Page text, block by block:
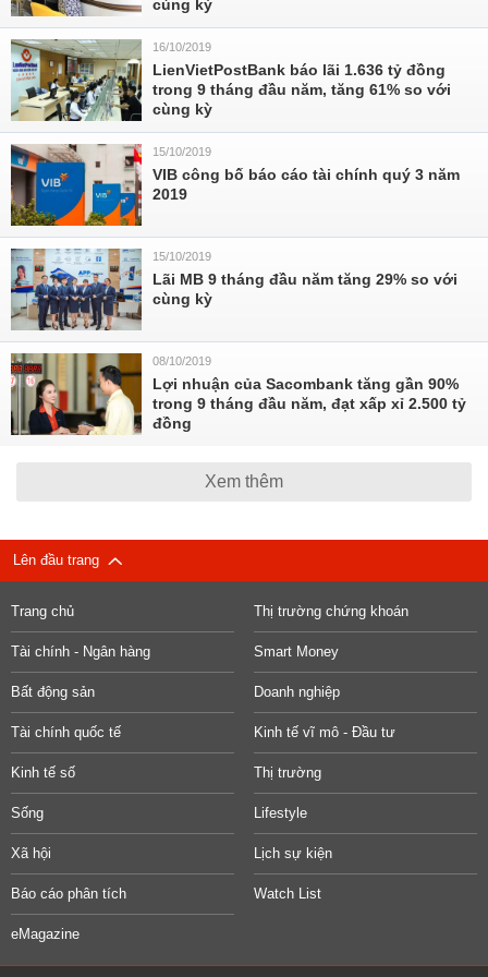
cùng kỳ
16/10/2019
LienVietPostBank báo lãi 1.636 tỷ đồng
trong 9 tháng đầu năm, tăng 61% so với
cùng kỳ
15/10/2019
VIB công bố báo cáo tài chính quý 3 năm
2019
15/10/2019
Lãi MB 9 tháng đầu năm tăng 29% so với
cùng kỳ
08/10/2019
Lợi nhuận của Sacombank tăng gần 90%
trong 9 tháng đầu năm, đạt xấp xỉ 2.500 tỷ
đồng
Xem thêm
Lên đầu trang
Trang chủ Thị trường chứng khoán
Tài chính - Ngân hàng Smart Money
Bất động sản Doanh nghiệp
Tài chính quốc tế Kinh tế vĩ mô - Đầu tư
Kinh tế số Thị trường
Sống Lifestyle
Xã hội Lịch sự kiện
Báo cáo phân tích Watch List
eMagazine